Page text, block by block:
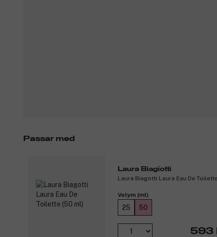
Passar med
Laura Biagiotti
Laura Biagotti Laura Eau De
Volym (ml)
25 50
593